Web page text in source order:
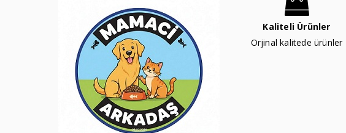
Kaliteli Ürünler
Orjinal kalitede ürünler